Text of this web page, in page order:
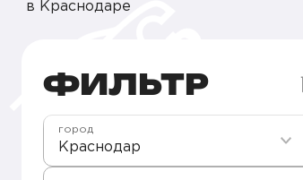
в Краснодаре
ФИЛЬТР
Краснодар
город